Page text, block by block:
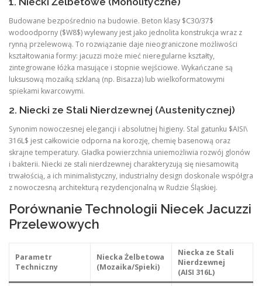
Budowane bezpośrednio na budowie. Beton klasy $C30/37$
wodoodporny ($W8$) wylewany jest jako jednolita konstrukcja wraz z
rynną przelewową. To rozwiązanie daje nieograniczone możliwości
kształtowania formy: jacuzzi może mieć nieregularne kształty,
zintegrowane łóżka masujące i stopnie wejściowe. Wykańczane są
luksusową mozaiką szklaną (np. Bisazza) lub wielkoformatowymi
spiekami kwarcowymi.
2. Niecki ze Stali Nierdzewnej (Austenitycznej)
Synonim nowoczesnej elegancji i absolutnej higieny. Stal gatunku $AISI\
316L$ jest całkowicie odporna na korozję, chemię basenową oraz
skrajne temperatury. Gładka powierzchnia uniemożliwia rozwój glonów
i bakterii. Niecki ze stali nierdzewnej charakteryzują się niesamowitą
trwałością, a ich minimalistyczny, industrialny design doskonale współgra
z nowoczesną architekturą rezydencjonalną w Rudzie Śląskiej.
Porównanie Technologii Niecek Jacuzzi
Przelewowych
Parametr
Techniczny
Niecka Żelbetowa
(Mozaika/Spieki)
Niecka ze Stali
Nierdzewnej
(AISI 316L)